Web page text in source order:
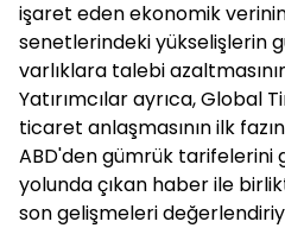
işaret eden ekonomik
senetlerindeki yükselişlerin
varlıklara talebi
Yatırımcılar ayrıca, Global
ticaret anlaşmasının ilk
ABD'den gümrük tarifelerini
yolunda çıkan haber ile
son gelişmeleri